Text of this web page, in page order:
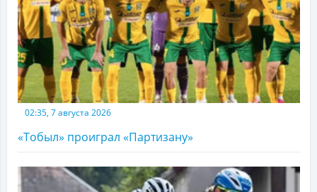
02:35, 7 августа 2026
«Тобыл» проиграл «Партизану»